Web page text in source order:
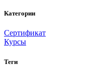
Категории
Сертификат
Курсы
Теги